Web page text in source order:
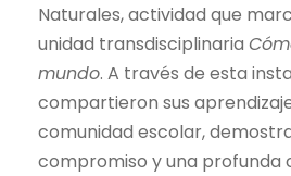
Naturales, actividad que
unidad transdisciplinaria
mundo. A través de esta
compartieron sus
comunidad escolar,
compromiso y una profunda